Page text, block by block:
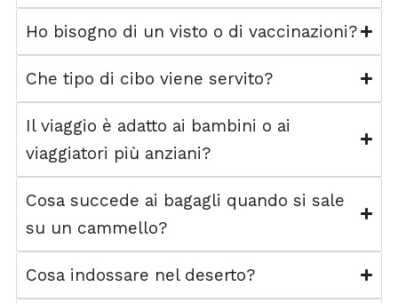
Ho bisogno di un visto o di vaccinazioni?
Che tipo di cibo viene servito?
Il viaggio è adatto ai bambini o ai
viaggiatori più anziani?
Cosa succede ai bagagli quando si sale
su un cammello?
Cosa indossare nel deserto?